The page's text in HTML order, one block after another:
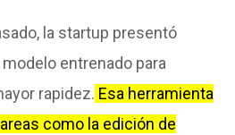
la startup presentó
modelo entrenado para
rapidez. Esa herramienta
como la edición de